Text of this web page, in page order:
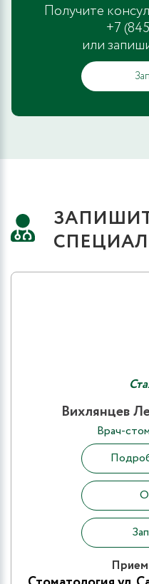
Получите
+7
или
Вихлянцев
Врач-